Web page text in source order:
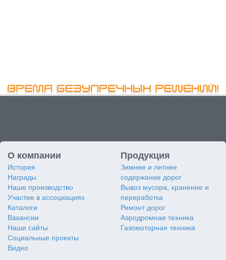
О компании
История
Награды
Наше производство
Участие в ассоциациях
Каталоги
Вакансии
Наши сайты
Социальные проекты
Видео
Продукция
Зимнее и летнее
содержание дорог
Вывоз мусора, хранение и
переработка
Ремонт дорог
Аэродромная техника
Газомоторная техника